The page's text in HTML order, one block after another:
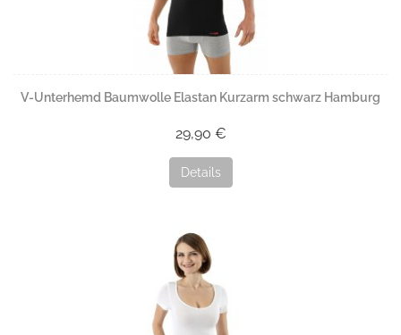
V-Unterhemd Baumwolle Elastan Kurzarm schwarz Hamburg
29,90 €
Details